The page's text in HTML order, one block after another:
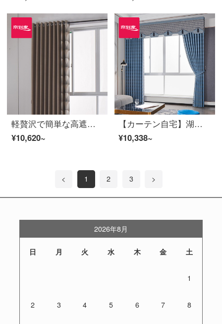
軽贅沢で簡単な高遮光テーピングカーテン完成品上海灘リビングルームの床のカーテンにLDC 20 SSC-70タップを取り付ける/カーテンヘッドを含まない(高さ2.6 m以内は変更可能)XLのカーテンセット/ダブルオープン(適用窓の幅は4.1-1.4 m)
¥10,620~
【カーテン自宅】湖の光オーダーメイドリビングルームの高遮光窓高精密ジャカード定型カーテンの完成品をつなぎ合わせてLDC 20 FWC-Sフック/カーテンヘッドを含まない(高さ2.6 m以内で改変可能)Lカーテンのセット/ダブルオープン(適用窓幅2.9-3.2 m)
¥10,338~
< 1 2 3 >
2026年8月
日 月 火 水 木 金 土
1
2 3 4 5 6 7 8